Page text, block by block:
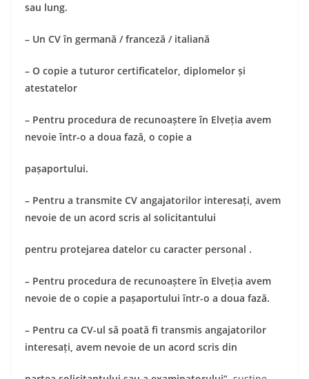
sau lung.
– Un CV în germană / franceză / italiană
– O copie a tuturor certificatelor, diplomelor și
atestatelor
– Pentru procedura de recunoaștere în Elveția avem
nevoie într-o a doua fază, o copie a
pașaportului.
– Pentru a transmite CV angajatorilor interesați, avem
nevoie de un acord scris al solicitantului
pentru protejarea datelor cu caracter personal .
– Pentru procedura de recunoaștere în Elveția avem
nevoie de o copie a pașaportului într-o a doua fază.
– Pentru ca CV-ul să poată fi transmis angajatorilor
interesați, avem nevoie de un acord scris din